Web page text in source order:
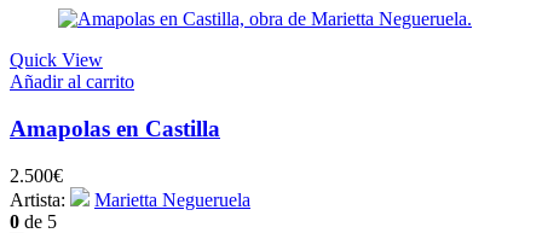
Quick View
Añadir al carrito
Amapolas en Castilla
2.500€
Artista:
Marietta Negueruela
0 de 5